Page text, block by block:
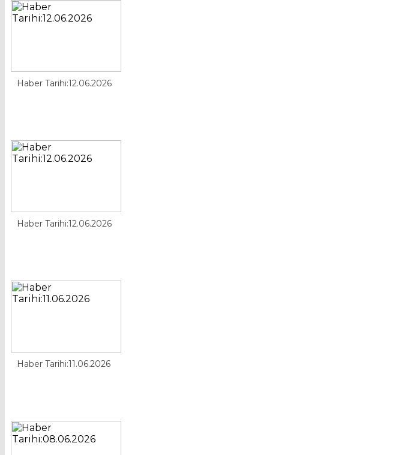
Haber Tarihi:12.06.2026
Haber Tarihi:12.06.2026
Haber Tarihi:11.06.2026